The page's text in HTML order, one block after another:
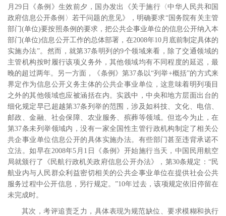
月 29 日《条例》生效前夕，国办发出《关于施行〈中华人民共和国
政府信息公开条例〉若干问题的意见》，明确要求“国务院有关主管
部门(单位)要按照条例的要求，把公共企事业单位的信息公开纳入本
部门(单位)信息公开工作的总体部署，在2008年10 月底前制定具体的
实施办法”。然而，就第37条明列的9个领域来看，除了交通领域的
主管机构按时履行该项义务外 ，其他领域均有不同程度的延迟，最
晚的超过两年。另一方面，《条例》第37条以“列举+概括”的方式来
界定作为信息公开义务主体的公共企事业单位，这意味着明列项目
之外的其他领域也应被涵括在内。实践中，中央和地方层面出台的
细化规定早已超越第37条列举的范围，涉及如科技、文化、电信、
邮政、金融、社会保障、农业服务、殡葬等领域。但迄今为止，在
第37条未列举领域内，没有一家全国性主管行政机构制定了相关公
共企事业单位信息公开的具体实施办法。有些部门甚至违背承诺不
立法。如早在2008年5 月 1 日《条例》开始施行当天，中国民用航空
局就颁行了《民航行政机关政府信息公开办法》，第30条规定：“民
航业内与人民群众利益密切相关的公共企事业单位在提供社会公共
服务过程中公开信息，另行规定。”10年过去，该项规定依旧停留在
未完成时。
其次，考评追责乏力，具体表现为规范缺位、要求模糊和执行